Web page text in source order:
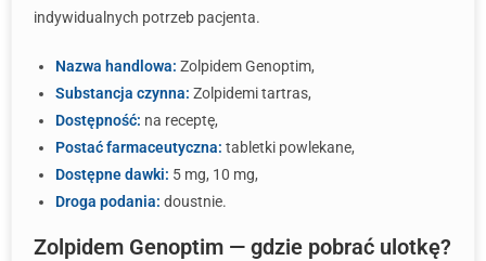
indywidualnych potrzeb pacjenta.
Nazwa handlowa: Zolpidem Genoptim,
Substancja czynna: Zolpidemi tartras,
Dostępność: na receptę,
Postać farmaceutyczna: tabletki powlekane,
Dostępne dawki: 5 mg, 10 mg,
Droga podania: doustnie.
Zolpidem Genoptim — gdzie pobrać ulotkę?